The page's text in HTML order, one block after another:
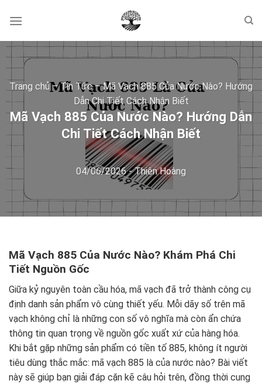
Trang chủ–Tin Tức–Mã Vạch 885 Của Nước Nào? Hướng
Dẫn Chi Tiết Cách Nhận Biết
Mã Vạch 885 Của Nước Nào? Hướng Dẫn
Chi Tiết Cách Nhận Biết
04/06/2026-Thiên Hoàng
Mã Vạch 885 Của Nước Nào? Khám Phá Chi
Tiết Nguồn Gốc
Giữa kỷ nguyên toàn cầu hóa, mã vạch đã trở thành công cụ
định danh sản phẩm vô cùng thiết yếu. Mỗi dãy số trên mã
vạch không chỉ là những con số vô nghĩa mà còn ẩn chứa
thông tin quan trọng về nguồn gốc xuất xứ của hàng hóa.
Khi bắt gặp những sản phẩm có tiền tố 885, không ít người
tiêu dùng thắc mắc: mã vạch 885 là của nước nào? Bài viết
này sẽ giúp bạn giải đáp cặn kẽ câu hỏi trên, đồng thời cung